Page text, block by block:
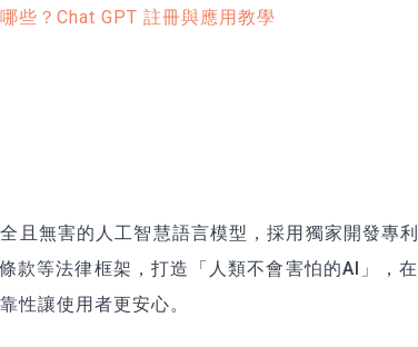
些？Chat GPT 註冊與應用教學
且無害的人工智慧語言模型，採用獨家開發專
款等法律框架，打造「人類不會害怕的AI」，
性讓使用者更安心。